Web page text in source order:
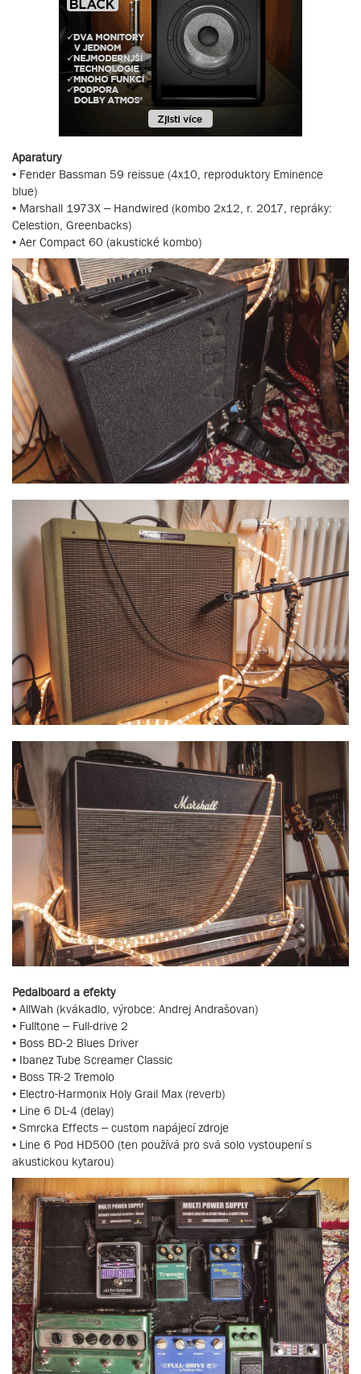
Aparatury
• Fender Bassman 59 reissue (4x10, reproduktory Eminence
blue)
• Marshall 1973X – Handwired (kombo 2x12, r. 2017, repráky:
Celestion, Greenbacks)
• Aer Compact 60 (akustické kombo)
Pedalboard a efekty
• AllWah (kvákadlo, výrobce: Andrej Andrašovan)
• Fulltone – Full-drive 2
• Boss BD-2 Blues Driver
• Ibanez Tube Screamer Classic
• Boss TR-2 Tremolo
• Electro-Harmonix Holy Grail Max (reverb)
• Line 6 DL-4 (delay)
• Smrcka Effects – custom napájecí zdroje
• Line 6 Pod HD500 (ten používá pro svá solo vystoupení s
akustickou kytarou)